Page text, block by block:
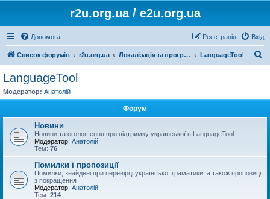
r2u.org.ua / e2u.org.ua
Допомога Вхід
Реєстрація
Список форумів r2u.org.ua Локалізація та програмні засоби LanguageTool
LanguageTool
Модератор: Анатолій
Форум
Новини
Новини та оголошення про підтримку української в LanguageTool
Модератор: Анатолій
Тем: 76
Помилки і пропозиції
Помилки, знайдені при перевірці української граматики, а також пропозиції
з покращення
Модератор: Анатолій
Тем: 214